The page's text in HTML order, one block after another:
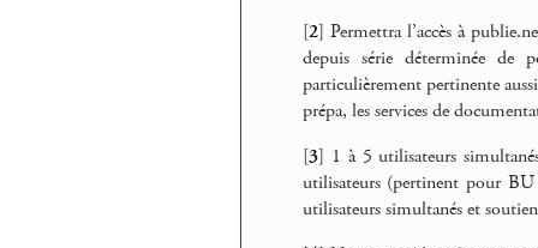
[2] Permettra l’accès à
depuis série déterminée de
particulièrement pertinente
prépa, les services de
[3] 1 à 5 utilisateurs
utilisateurs (pertinent pour
utilisateurs simultanés et